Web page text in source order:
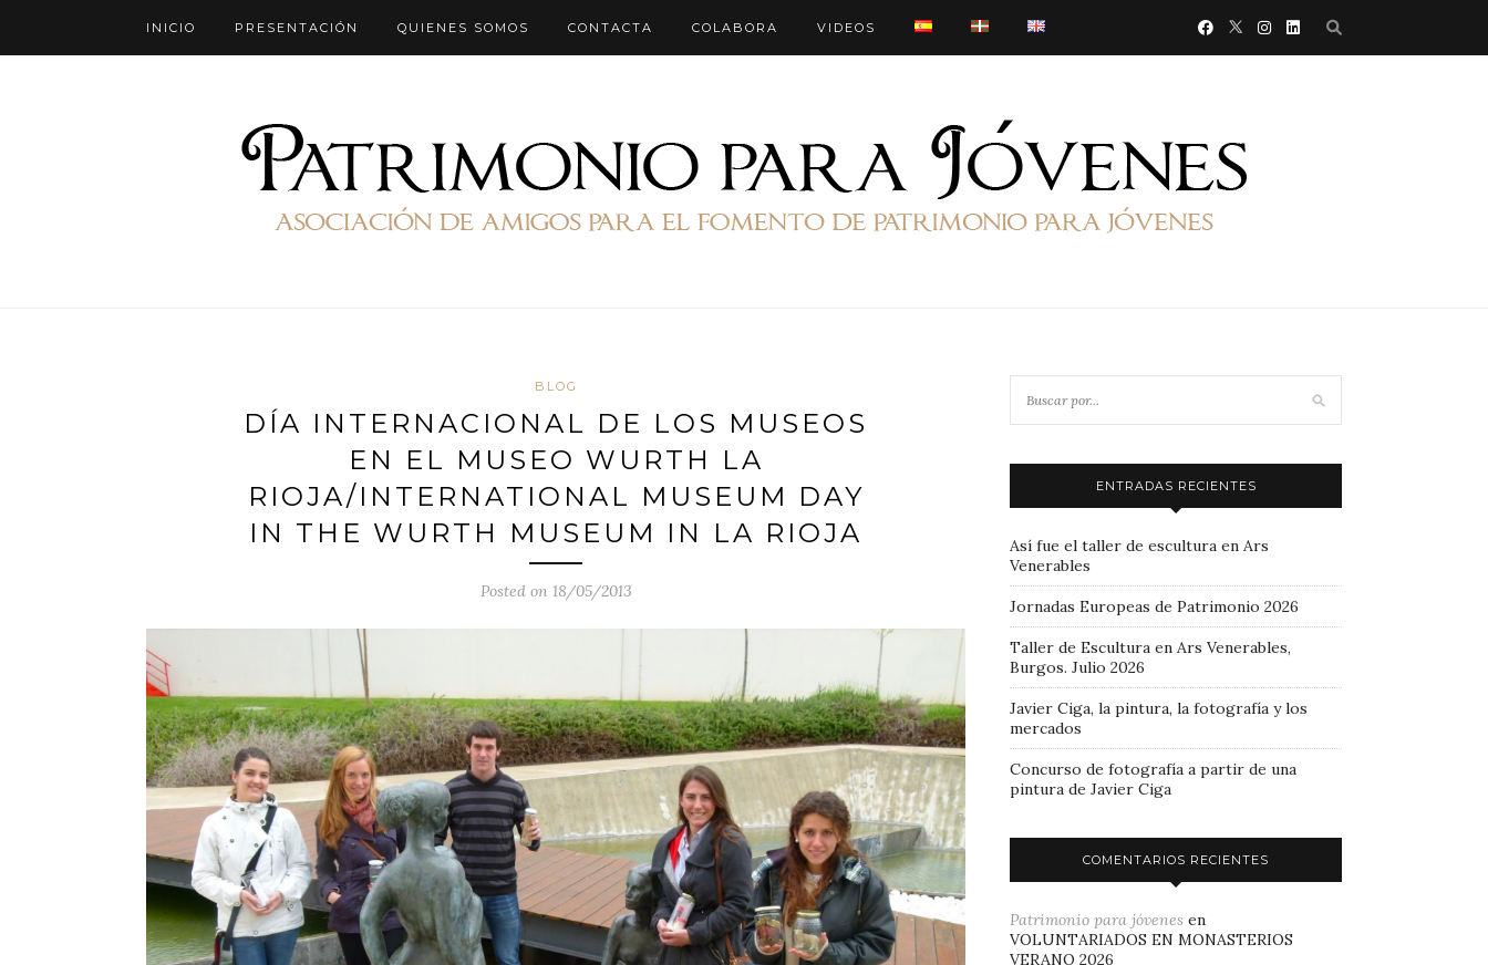
INICIO PRESENTACIÓN QUIENES SOMOS CONTACTA COLABORA VIDEOS
BLOG
DÍA INTERNACIONAL DE LOS MUSEOS
EN EL MUSEO WURTH LA
RIOJA/INTERNATIONAL MUSEUM DAY
IN THE WURTH MUSEUM IN LA RIOJA
Posted on 18/05/2013
ENTRADAS RECIENTES
Así fue el taller de escultura en Ars
Venerables
Jornadas Europeas de Patrimonio 2026
Taller de Escultura en Ars Venerables,
Burgos. Julio 2026
Javier Ciga, la pintura, la fotografía y los
mercados
Concurso de fotografía a partir de una
pintura de Javier Ciga
COMENTARIOS RECIENTES
Patrimonio para jóvenes en
VOLUNTARIADOS EN MONASTERIOS
VERANO 2026